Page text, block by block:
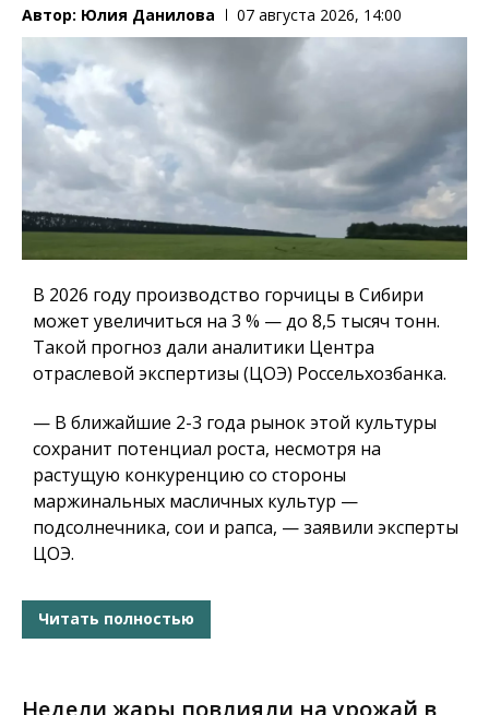
Автор: Юлия Данилова 07 августа 2026, 14:00
В 2026 году производство горчицы в Сибири
может увеличиться на 3 % — до 8,5 тысяч тонн.
Такой прогноз дали аналитики Центра
отраслевой экспертизы (ЦОЭ) Россельхозбанка.
— В ближайшие 2-3 года рынок этой культуры
сохранит потенциал роста, несмотря на
растущую конкуренцию со стороны
маржинальных масличных культур —
подсолнечника, сои и рапса, — заявили эксперты
ЦОЭ.
Читать полностью
Недели жары повлияли на урожай в